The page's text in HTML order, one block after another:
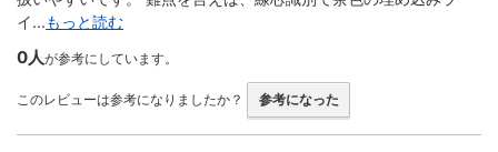
イ...もっと読む
0人が参考にしています。
このレビューは参考になりましたか？ 参考になった